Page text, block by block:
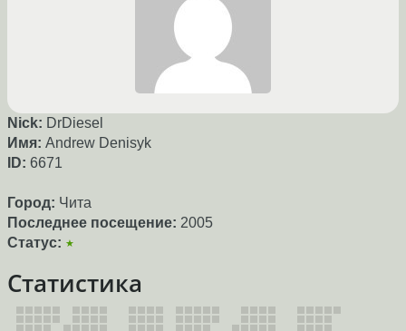
Nick: DrDiesel
Имя: Andrew Denisyk
ID: 6671
Город: Чита
Последнее посещение: 2005
Статус: ★
Статистика